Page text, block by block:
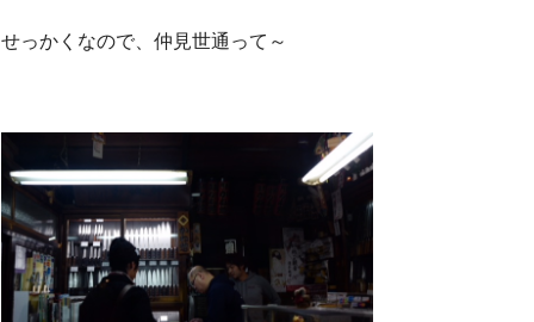
せっかくなので、仲見世通って～